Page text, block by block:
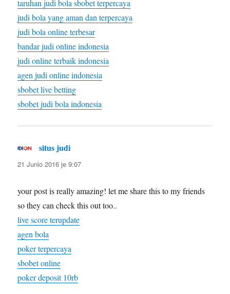
taruhan judi bola sbobet terpercaya
judi bola yang aman dan terpercaya
judi bola online terbesar
bandar judi online indonesia
judi online terbaik indonesia
agen judi online indonesia
sbobet live betting
sbobet judi bola indonesia
situs judi
21 Junio 2016 je 9:07
your post is really amazing! let me share this to my friends
so they can check this out too..
live score terupdate
agen bola
poker terpercaya
sbobet online
poker deposit 10rb